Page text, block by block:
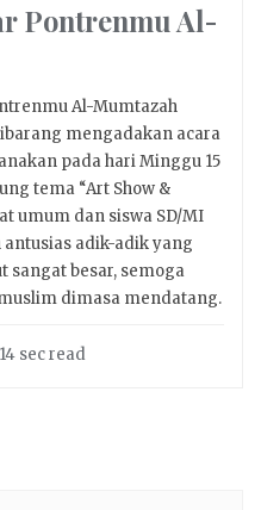
Pontrenmu Al-
Al-Mumtazah
mengadakan acara
pada hari Minggu 15
tema “Art Show &
umum dan siswa SD/MI
adik-adik yang
sangat besar, semoga
dimasa mendatang.
14 sec read